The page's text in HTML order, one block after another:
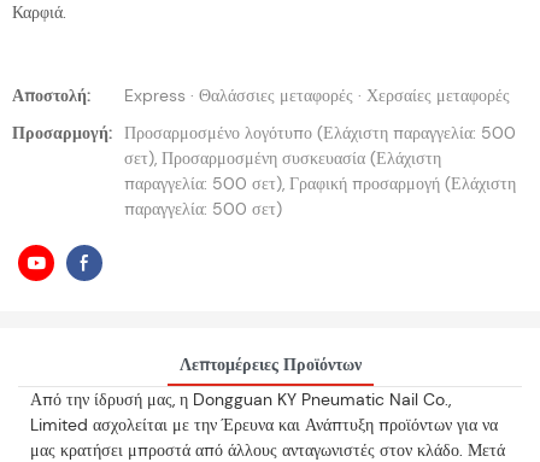
Καρφιά.
Αποστολή:
Express · Θαλάσσιες μεταφορές · Χερσαίες μεταφορές
Προσαρμογή: Προσαρμοσμένο λογότυπο (Ελάχιστη παραγγελία: 500
σετ), Προσαρμοσμένη συσκευασία (Ελάχιστη
παραγγελία: 500 σετ), Γραφική προσαρμογή (Ελάχιστη
παραγγελία: 500 σετ)
Λεπτομέρειες Προϊόντων
Από την ίδρυσή μας, η Dongguan KY Pneumatic Nail Co.,
Limited ασχολείται με την Έρευνα και Ανάπτυξη προϊόντων για να
μας κρατήσει μπροστά από άλλους ανταγωνιστές στον κλάδο. Μετά